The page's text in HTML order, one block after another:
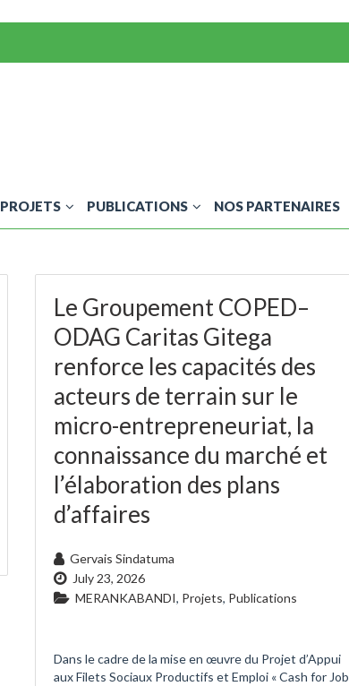
PROJETS PUBLICATIONS NOS PARTENAIRES
Le Groupement COPED–
ODAG Caritas Gitega
renforce les capacités des
acteurs de terrain sur le
micro-entrepreneuriat, la
connaissance du marché et
l’élaboration des plans
d’affaires
Gervais Sindatuma
July 23, 2026
MERANKABANDI, Projets, Publications
Dans le cadre de la mise en œuvre du Projet d’Appui
aux Filets Sociaux Productifs et Emploi « Cash for